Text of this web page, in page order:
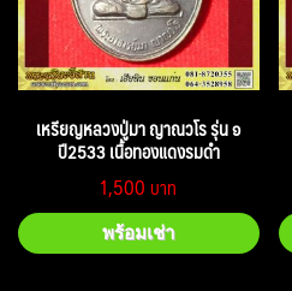
เหรียญหลวงปู่มา ญาณวโร รุ่น ๑
ปี2533 เนื้อทองแดงรมดำ
1,500
พร้อมเช่า